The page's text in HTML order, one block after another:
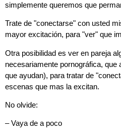
simplemente queremos que
Trate de "conectarse" con usted
mayor excitación, para "ver" que
Otra posibilidad es ver en pareja
necesariamente pornográfica,
que ayudan), para tratar de
escenas que mas la excitan.
No olvide:
– Vaya de a poco